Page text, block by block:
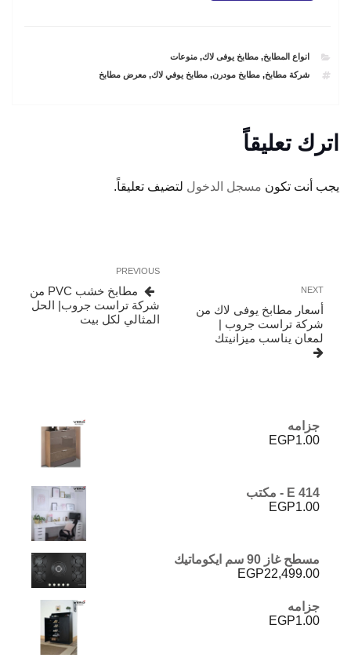
CATEGORIES
انواع المطابخ,مطابخ يوفى لاك,منوعات
TAGS
شركة مطابخ,مطابخ مودرن,مطابخ يوفي لاك,معرض مطابخ
اترك تعليقاً
يجب أنت تكون مسجل الدخول لتضيف تعليقاً.
المقالات
Previous
Post
PREVIOUS
مطابخ خشب PVC من
شركة تراست جروب| الحل
المثالي لكل بيت
Next
Post
NEXT
أسعار مطابخ يوفى لاك من
شركة تراست جروب |
لمعان يناسب ميزانيتك
جزامه
EGP1.00
E 414 - مكتب
EGP1.00
مسطح غاز 90 سم ايكوماتيك
EGP22,499.00
جزامه
EGP1.00